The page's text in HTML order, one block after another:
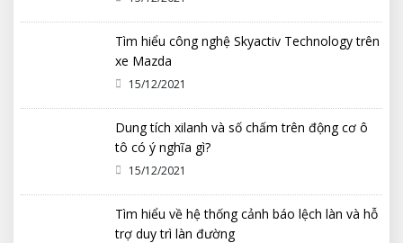
Tìm hiểu công nghệ Skyactiv Technology trên
xe Mazda
15/12/2021
Dung tích xilanh và số chấm trên động cơ ô
tô có ý nghĩa gì?
15/12/2021
Tìm hiểu về hệ thống cảnh báo lệch làn và hỗ
trợ duy trì làn đường